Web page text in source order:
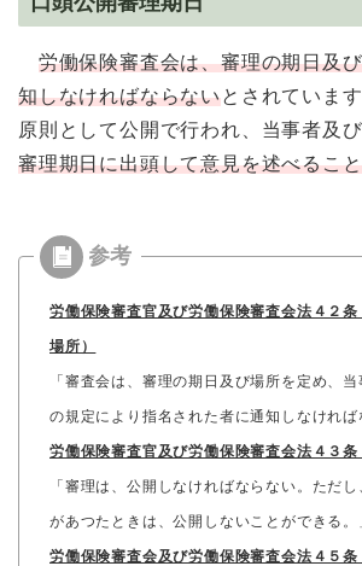
労働保険審査会は、審理の期日及
知しなければならないとされていま
原則として公開で行われ、当事者及
審理期日に出頭して意見を述べるこ
労働保険審査官及び労働保険審査会法４２
場所）
「審査会は、審理の期日及び場所を定め、
の規定により指名された者に通知しなければ
労働保険審査官及び労働保険審査会法４３条
「審理は、公開しなければならない。ただ
があつたときは、公開しないことができる。
労働保険審査会及び労働保険審査会法４５条